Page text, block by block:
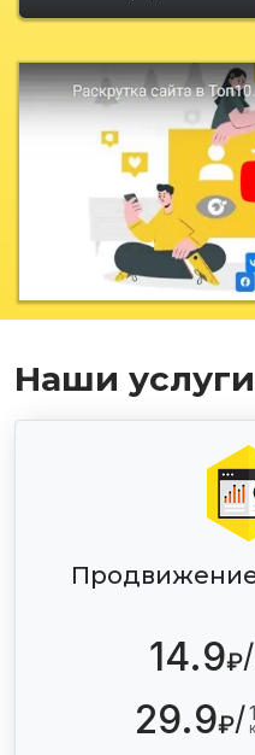
Наши услуги
Продвижение
14.9₽/
29.9₽/